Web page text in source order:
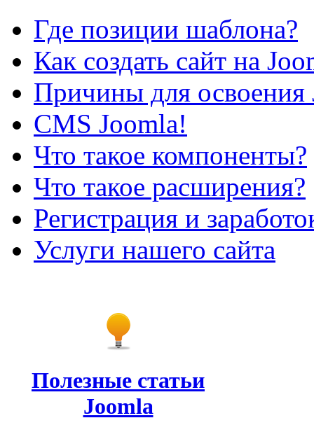
Где позиции шаблона?
Как создать сайт на
Причины для освоения
CMS Joomla!
Что такое компоненты?
Что такое расширения?
Регистрация и
Услуги нашего сайта
Полезные статьи
Joomla